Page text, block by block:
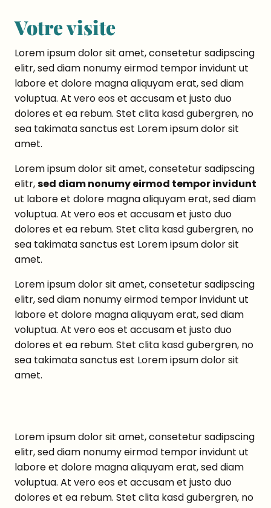
Votre visite
Lorem ipsum dolor sit amet, consetetur sadipscing
elitr, sed diam nonumy eirmod tempor invidunt ut
labore et dolore magna aliquyam erat, sed diam
voluptua. At vero eos et accusam et justo duo
dolores et ea rebum. Stet clita kasd gubergren, no
sea takimata sanctus est Lorem ipsum dolor sit
amet.
Lorem ipsum dolor sit amet, consetetur sadipscing
elitr,sed diam nonumy eirmod tempor invidunt
ut labore et dolore magna aliquyam erat, sed diam
voluptua. At vero eos et accusam et justo duo
dolores et ea rebum. Stet clita kasd gubergren, no
sea takimata sanctus est Lorem ipsum dolor sit
amet.
Lorem ipsum dolor sit amet, consetetur sadipscing
elitr, sed diam nonumy eirmod tempor invidunt ut
labore et dolore magna aliquyam erat, sed diam
voluptua. At vero eos et accusam et justo duo
dolores et ea rebum. Stet clita kasd gubergren, no
sea takimata sanctus est Lorem ipsum dolor sit
amet.
Lorem ipsum dolor sit amet, consetetur sadipscing
elitr, sed diam nonumy eirmod tempor invidunt ut
labore et dolore magna aliquyam erat, sed diam
voluptua. At vero eos et accusam et justo duo
dolores et ea rebum. Stet clita kasd gubergren, no